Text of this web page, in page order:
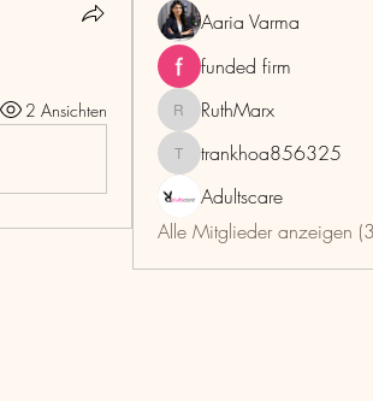
2 Ansichten
Aaria Varma
funded firm
RuthMarx
RuthMarx
trankhoa856325
trankhoa856325
Adultscare
Alle Mitglieder anzeigen